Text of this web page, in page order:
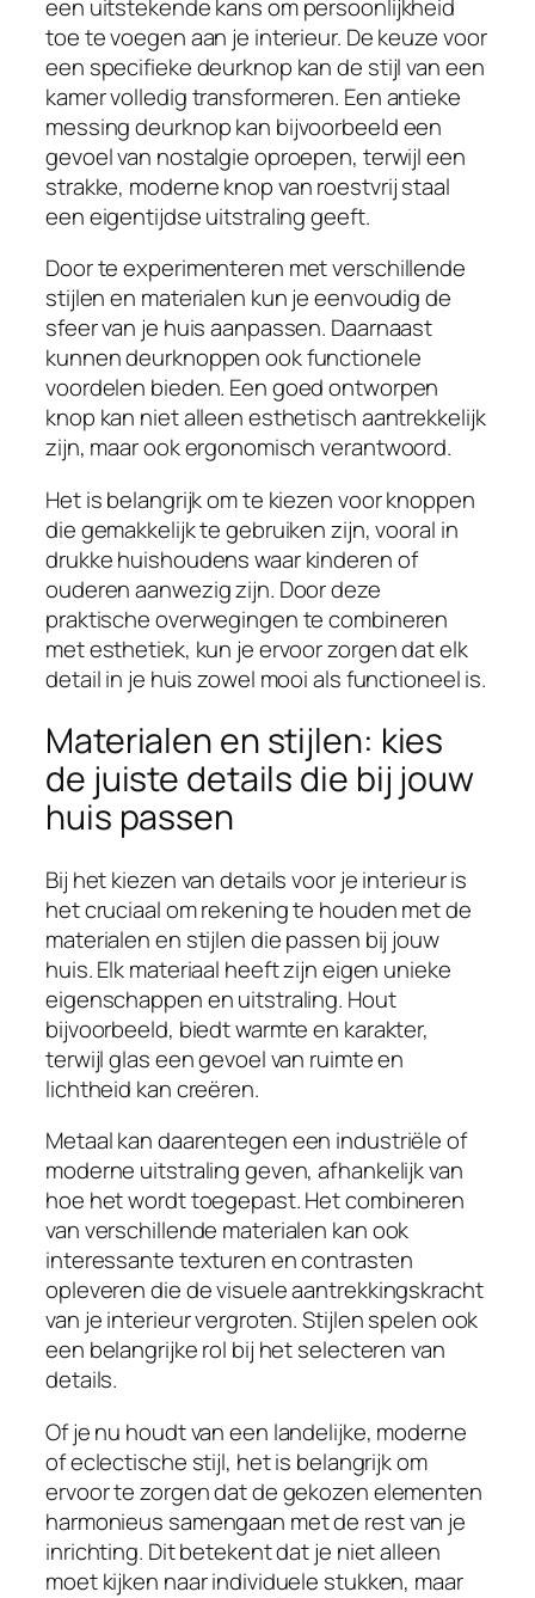
een uitstekende kans om persoonlijkheid
toe te voegen aan je interieur. De keuze voor
een specifieke deurknop kan de stijl van een
kamer volledig transformeren. Een antieke
messing deurknop kan bijvoorbeeld een
gevoel van nostalgie oproepen, terwijl een
strakke, moderne knop van roestvrij staal
een eigentijdse uitstraling geeft.
Door te experimenteren met verschillende
stijlen en materialen kun je eenvoudig de
sfeer van je huis aanpassen. Daarnaast
kunnen deurknoppen ook functionele
voordelen bieden. Een goed ontworpen
knop kan niet alleen esthetisch aantrekkelijk
zijn, maar ook ergonomisch verantwoord.
Het is belangrijk om te kiezen voor knoppen
die gemakkelijk te gebruiken zijn, vooral in
drukke huishoudens waar kinderen of
ouderen aanwezig zijn. Door deze
praktische overwegingen te combineren
met esthetiek, kun je ervoor zorgen dat elk
detail in je huis zowel mooi als functioneel is.
Materialen en stijlen: kies
de juiste details die bij jouw
huis passen
Bij het kiezen van details voor je interieur is
het cruciaal om rekening te houden met de
materialen en stijlen die passen bij jouw
huis. Elk materiaal heeft zijn eigen unieke
eigenschappen en uitstraling. Hout
bijvoorbeeld, biedt warmte en karakter,
terwijl glas een gevoel van ruimte en
lichtheid kan creëren.
Metaal kan daarentegen een industriële of
moderne uitstraling geven, afhankelijk van
hoe het wordt toegepast. Het combineren
van verschillende materialen kan ook
interessante texturen en contrasten
opleveren die de visuele aantrekkingskracht
van je interieur vergroten. Stijlen spelen ook
een belangrijke rol bij het selecteren van
details.
Of je nu houdt van een landelijke, moderne
of eclectische stijl, het is belangrijk om
ervoor te zorgen dat de gekozen elementen
harmonieus samengaan met de rest van je
inrichting. Dit betekent dat je niet alleen
moet kijken naar individuele stukken, maar